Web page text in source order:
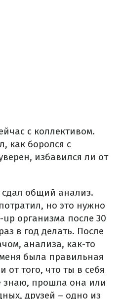
с коллективом.
как боролся с
избавился ли от
общий анализ.
но это нужно
организма после 30
в год делать. После
анализа, как-то
была правильная
от того, что ты в себя
знаю, прошла она или
друзей – одно из